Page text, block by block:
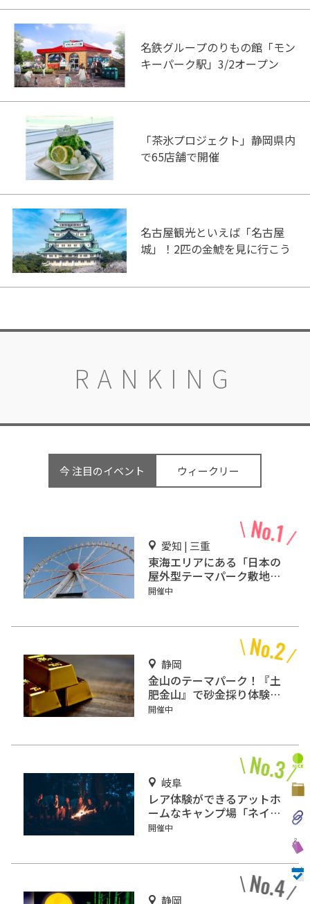
名鉄グループのりもの館「モン
キーパーク駅」3/2オープン
「茶氷プロジェクト」静岡県内
で65店舗で開催
名古屋観光といえば「名古屋
城」！2匹の金鯱を見に行こう
RANKING
今 注目のイベント ウィークリー
愛知 | 三重
東海エリアにある「日本の
屋外型テーマパーク敷地面
積ランキング」入りしてい
開催中
静岡
金山のテーマパーク！『土
肥金山』で砂金採り体験や
坑道観光を楽しもう♪
開催中
岐阜
レア体験ができるアットホ
ームなキャンプ場「ネイチ
ャーランドかみのほ」
開催中
静岡